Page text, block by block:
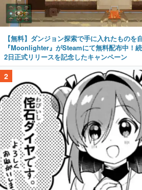
【無料】ダンジョン探索で手に入れたものを
『Moonlighter』がSteamにて無料配布中！
2日正式リリースを記念したキャンペーン
2